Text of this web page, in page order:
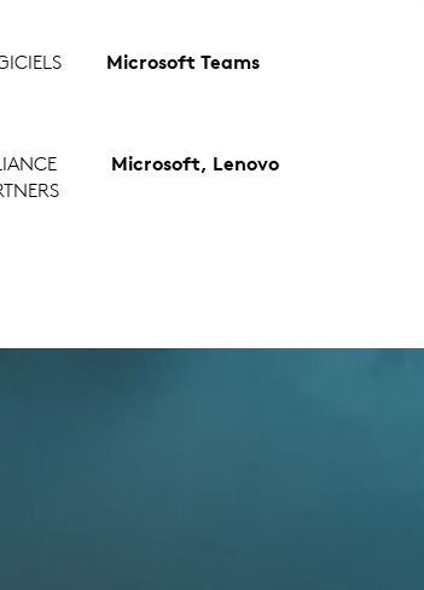
Microsoft Teams
Microsoft, Lenovo